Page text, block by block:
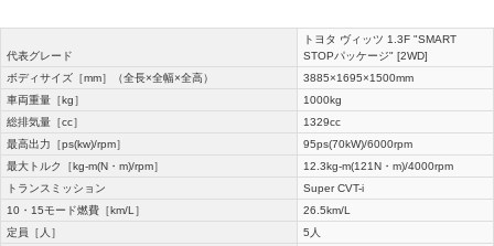
代表グレード
トヨタ ヴィッツ 1.3F "SMART
STOPパッケージ" [2WD]
ボディサイズ［mm］（全長×全幅×全高）
3885×1695×1500mm
車両重量［kg］
1000kg
総排気量［cc］
1329cc
最高出力［ps(kw)/rpm］
95ps(70kW)/6000rpm
最大トルク［kg-m(N・m)/rpm］
12.3kg-m(121N・m)/4000rpm
トランスミッション
Super CVT-i
10・15モード燃費［km/L］
26.5km/L
定員［人］
5人